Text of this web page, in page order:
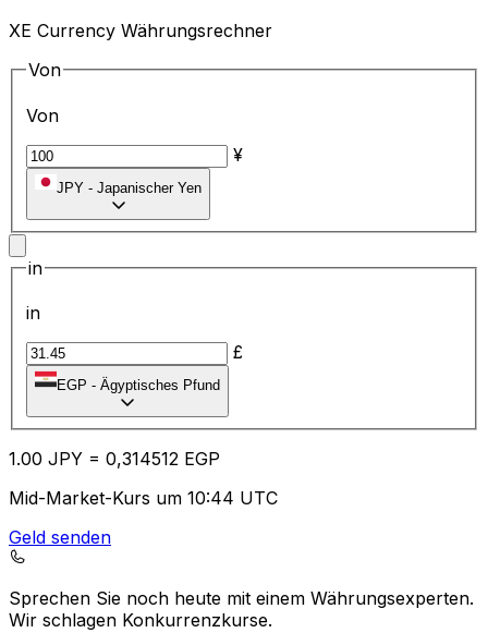
XE Currency Währungsrechner
Von
Von
¥
JPY - Japanischer Yen
in
in
£
EGP - Ägyptisches Pfund
1.00 JPY = 0,314512 EGP
Mid-Market-Kurs um 10:44 UTC
Geld senden
Sprechen Sie noch heute mit einem Währungsexperten.
Wir schlagen Konkurrenzkurse.